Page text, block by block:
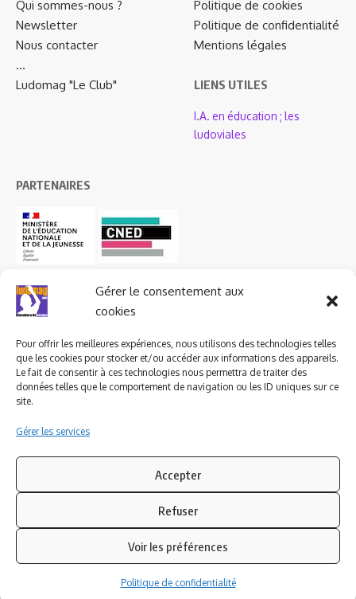
Gérer le consentement aux
cookies
Pour offrir les meilleures expériences, nous utilisons des technologies telles
que les cookies pour stocker et/ou accéder aux informations des appareils.
Le fait de consentir à ces technologies nous permettra de traiter des
données telles que le comportement de navigation ou les ID uniques sur ce
site.
Gérer les services
Accepter
Refuser
Voir les préférences
Politique de confidentialité
Qui sommes-nous ?
Newsletter
Nous contacter
…
Ludomag "Le Club"
Politique de cookies
Politique de confidentialité
Mentions légales
LIENS UTILES
I.A. en éducation ; les
ludoviales
PARTENAIRES
Suivez-nous
© 2023 ludomag.com édité et géré par WOOMEET SAS, powered by
Wordpress.